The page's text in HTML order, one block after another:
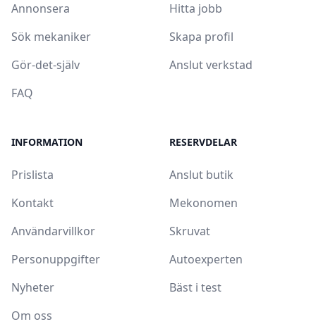
Annonsera
Sök mekaniker
Gör-det-själv
FAQ
Hitta jobb
Skapa profil
Anslut verkstad
INFORMATION
Prislista
Kontakt
Användarvillkor
Personuppgifter
Nyheter
Om oss
RESERVDELAR
Anslut butik
Mekonomen
Skruvat
Autoexperten
Bäst i test